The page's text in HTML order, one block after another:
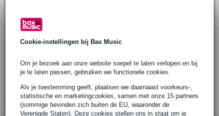
Cookie-instellingen bij Bax Music
Om je bezoek aan onze website soepel te laten verlopen en bij
je te laten passen, gebruiken we functionele cookies.
Als je toestemming geeft, plaatsen we daarnaast voorkeurs-,
statistische en marketingcookies, samen met onze 15 partners
(sommige bevinden zich buiten de EU, waaronder de
Verenigde Staten). Deze cookies stellen ons in staat om je
Productinformatie
10 sets van 6 snaren
geschikt voor: elektrische gitaar
materiaal: staal, vernikkeld staal
Bekijk alle productspecificaties